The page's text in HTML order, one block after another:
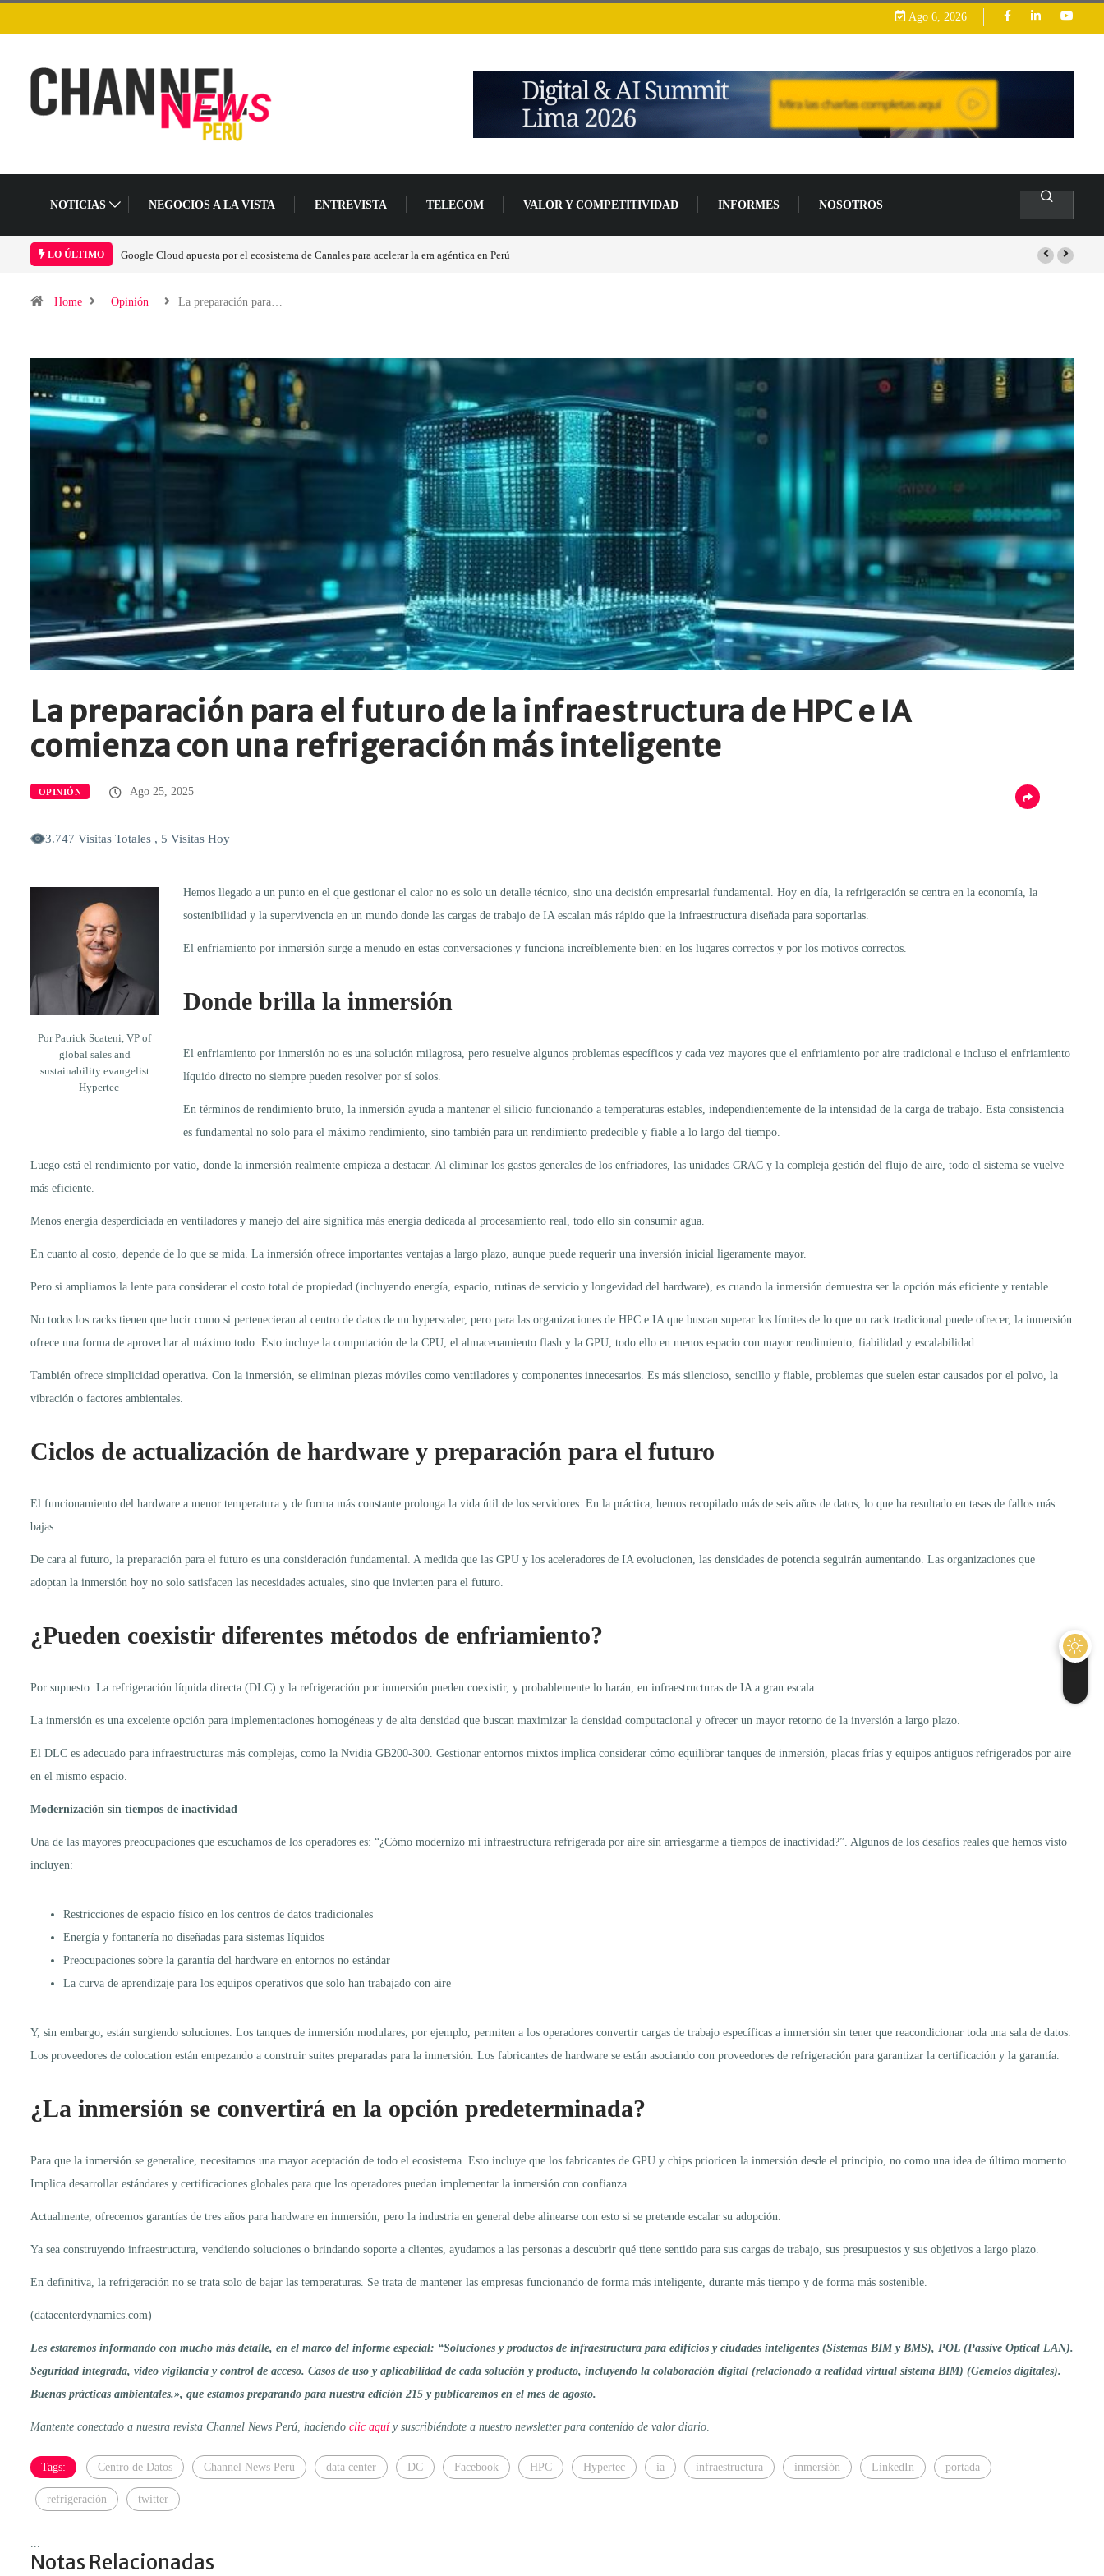
Ago 6, 2026
NOTICIAS NEGOCIOS A LA VISTA ENTREVISTA TELECOM VALOR Y COMPETITIVIDAD INFORMES NOSOTROS
LO ÚLTIMO Las causas del impulso al alza en el precio de las placas base
Home Opinión La preparación para…
La preparación para el futuro de la infraestructura de HPC e IA
comienza con una refrigeración más inteligente
OPINIÓN Ago 25, 2025
3.747 Visitas Totales , 5 Visitas Hoy
Por Patrick Scateni, VP of
global sales and
sustainability evangelist
– Hypertec
Hemos llegado a un punto en el que gestionar el calor no es solo un detalle técnico, sino una decisión empresarial fundamental. Hoy en día, la refrigeración se centra en la economía, la
sostenibilidad y la supervivencia en un mundo donde las cargas de trabajo de IA escalan más rápido que la infraestructura diseñada para soportarlas.
El enfriamiento por inmersión surge a menudo en estas conversaciones y funciona increíblemente bien: en los lugares correctos y por los motivos correctos.
Donde brilla la inmersión
El enfriamiento por inmersión no es una solución milagrosa, pero resuelve algunos problemas específicos y cada vez mayores que el enfriamiento por aire tradicional e incluso el enfriamiento
líquido directo no siempre pueden resolver por sí solos.
En términos de rendimiento bruto, la inmersión ayuda a mantener el silicio funcionando a temperaturas estables, independientemente de la intensidad de la carga de trabajo. Esta consistencia
es fundamental no solo para el máximo rendimiento, sino también para un rendimiento predecible y fiable a lo largo del tiempo.
Luego está el rendimiento por vatio, donde la inmersión realmente empieza a destacar. Al eliminar los gastos generales de los enfriadores, las unidades CRAC y la compleja gestión del flujo de aire, todo el sistema se vuelve
más eficiente.
Menos energía desperdiciada en ventiladores y manejo del aire significa más energía dedicada al procesamiento real, todo ello sin consumir agua.
En cuanto al costo, depende de lo que se mida. La inmersión ofrece importantes ventajas a largo plazo, aunque puede requerir una inversión inicial ligeramente mayor.
Pero si ampliamos la lente para considerar el costo total de propiedad (incluyendo energía, espacio, rutinas de servicio y longevidad del hardware), es cuando la inmersión demuestra ser la opción más eficiente y rentable.
No todos los racks tienen que lucir como si pertenecieran al centro de datos de un hyperscaler, pero para las organizaciones de HPC e IA que buscan superar los límites de lo que un rack tradicional puede ofrecer, la inmersión
ofrece una forma de aprovechar al máximo todo. Esto incluye la computación de la CPU, el almacenamiento flash y la GPU, todo ello en menos espacio con mayor rendimiento, fiabilidad y escalabilidad.
También ofrece simplicidad operativa. Con la inmersión, se eliminan piezas móviles como ventiladores y componentes innecesarios. Es más silencioso, sencillo y fiable, problemas que suelen estar causados por el polvo, la
vibración o factores ambientales.
Ciclos de actualización de hardware y preparación para el futuro
El funcionamiento del hardware a menor temperatura y de forma más constante prolonga la vida útil de los servidores. En la práctica, hemos recopilado más de seis años de datos, lo que ha resultado en tasas de fallos más
bajas.
De cara al futuro, la preparación para el futuro es una consideración fundamental. A medida que las GPU y los aceleradores de IA evolucionen, las densidades de potencia seguirán aumentando. Las organizaciones que
adoptan la inmersión hoy no solo satisfacen las necesidades actuales, sino que invierten para el futuro.
¿Pueden coexistir diferentes métodos de enfriamiento?
Por supuesto. La refrigeración líquida directa (DLC) y la refrigeración por inmersión pueden coexistir, y probablemente lo harán, en infraestructuras de IA a gran escala.
La inmersión es una excelente opción para implementaciones homogéneas y de alta densidad que buscan maximizar la densidad computacional y ofrecer un mayor retorno de la inversión a largo plazo.
El DLC es adecuado para infraestructuras más complejas, como la Nvidia GB200-300. Gestionar entornos mixtos implica considerar cómo equilibrar tanques de inmersión, placas frías y equipos antiguos refrigerados por aire
en el mismo espacio.
Modernización sin tiempos de inactividad
Una de las mayores preocupaciones que escuchamos de los operadores es: “¿Cómo modernizo mi infraestructura refrigerada por aire sin arriesgarme a tiempos de inactividad?”. Algunos de los desafíos reales que hemos visto
incluyen:
Restricciones de espacio físico en los centros de datos tradicionales
Energía y fontanería no diseñadas para sistemas líquidos
Preocupaciones sobre la garantía del hardware en entornos no estándar
La curva de aprendizaje para los equipos operativos que solo han trabajado con aire
Y, sin embargo, están surgiendo soluciones. Los tanques de inmersión modulares, por ejemplo, permiten a los operadores convertir cargas de trabajo específicas a inmersión sin tener que reacondicionar toda una sala de datos.
Los proveedores de colocation están empezando a construir suites preparadas para la inmersión. Los fabricantes de hardware se están asociando con proveedores de refrigeración para garantizar la certificación y la garantía.
¿La inmersión se convertirá en la opción predeterminada?
Para que la inmersión se generalice, necesitamos una mayor aceptación de todo el ecosistema. Esto incluye que los fabricantes de GPU y chips prioricen la inmersión desde el principio, no como una idea de último momento.
Implica desarrollar estándares y certificaciones globales para que los operadores puedan implementar la inmersión con confianza.
Actualmente, ofrecemos garantías de tres años para hardware en inmersión, pero la industria en general debe alinearse con esto si se pretende escalar su adopción.
Ya sea construyendo infraestructura, vendiendo soluciones o brindando soporte a clientes, ayudamos a las personas a descubrir qué tiene sentido para sus cargas de trabajo, sus presupuestos y sus objetivos a largo plazo.
En definitiva, la refrigeración no se trata solo de bajar las temperaturas. Se trata de mantener las empresas funcionando de forma más inteligente, durante más tiempo y de forma más sostenible.
(datacenterdynamics.com)
Les estaremos informando con mucho más detalle, en el marco del informe especial: “Soluciones y productos de infraestructura para edificios y ciudades inteligentes (Sistemas BIM y BMS), POL (Passive Optical LAN).
Seguridad integrada, video vigilancia y control de acceso. Casos de uso y aplicabilidad de cada solución y producto, incluyendo la colaboración digital (relacionado a realidad virtual sistema BIM) (Gemelos digitales).
Buenas prácticas ambientales.», que estamos preparando para nuestra edición 215 y publicaremos en el mes de agosto.
Mantente conectado a nuestra revista Channel News Perú, haciendo clic aquíy suscribiéndote a nuestro newsletter para contenido de valor diario
Tags: Centro de Datos Channel News Perú data center DC Facebook HPC Hypertec ia infraestructura inmersión LinkedIn portada
refrigeración twitter
Notas Relacionadas